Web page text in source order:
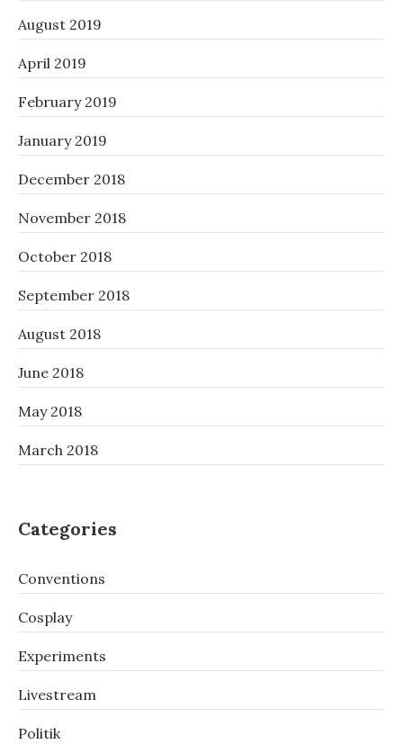
August 2019
April 2019
February 2019
January 2019
December 2018
November 2018
October 2018
September 2018
August 2018
June 2018
May 2018
March 2018
Categories
Conventions
Cosplay
Experiments
Livestream
Politik